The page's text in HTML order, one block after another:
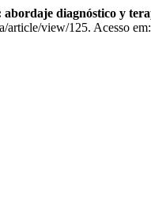
diagnóstico y
view/125. Acesso